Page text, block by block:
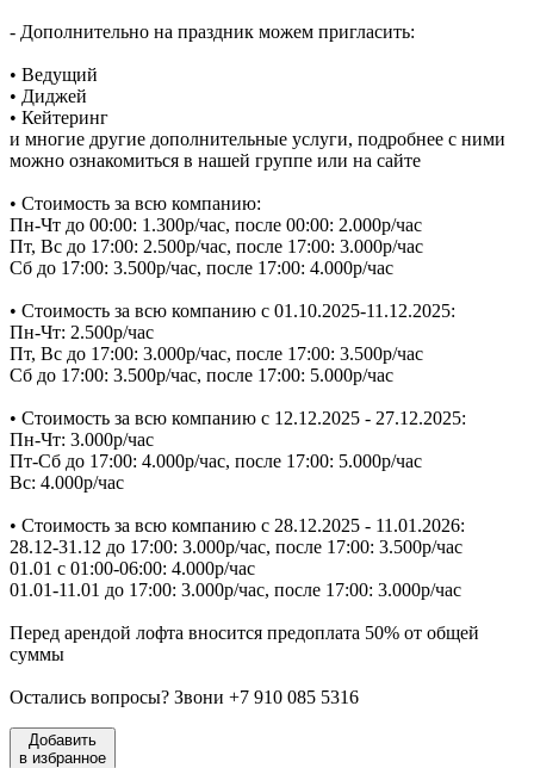
- Дополнительно на праздник можем пригласить:
• Ведущий
• Диджей
• Кейтеринг
и многие другие дополнительные услуги, подробнее с ними
можно ознакомиться в нашей группе или на сайте
• Стоимость за всю компанию:
Пн-Чт до 00:00: 1.300р/час, после 00:00: 2.000р/час
Пт, Вс до 17:00: 2.500р/час, после 17:00: 3.000р/час
Сб до 17:00: 3.500р/час, после 17:00: 4.000р/час
• Стоимость за всю компанию с 01.10.2025-11.12.2025:
Пн-Чт: 2.500р/час
Пт, Вс до 17:00: 3.000р/час, после 17:00: 3.500р/час
Сб до 17:00: 3.500р/час, после 17:00: 5.000р/час
• Стоимость за всю компанию с 12.12.2025 - 27.12.2025:
Пн-Чт: 3.000р/час
Пт-Сб до 17:00: 4.000р/час, после 17:00: 5.000р/час
Вс: 4.000р/час
• Стоимость за всю компанию с 28.12.2025 - 11.01.2026:
28.12-31.12 до 17:00: 3.000р/час, после 17:00: 3.500р/час
01.01 с 01:00-06:00: 4.000р/час
01.01-11.01 до 17:00: 3.000р/час, после 17:00: 3.000р/час
Перед арендой лофта вносится предоплата 50% от общей
суммы
Остались вопросы? Звони +7 910 085 5316
Добавить
в избранное